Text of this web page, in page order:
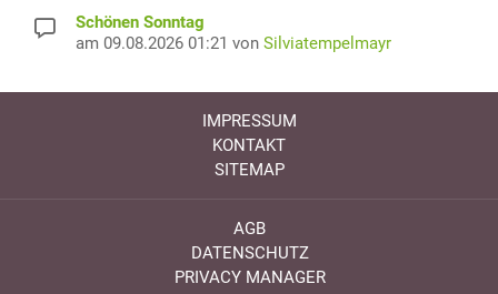
Schönen Sonntag
am 09.08.2026 01:21 von Silviatempelmayr
IMPRESSUM
KONTAKT
SITEMAP
AGB
DATENSCHUTZ
PRIVACY MANAGER